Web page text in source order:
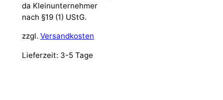
da Kleinunternehmer
nach §19 (1) UStG.
zzgl. Versandkosten
Lieferzeit: 3-5 Tage